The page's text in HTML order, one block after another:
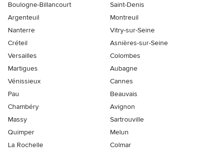
Boulogne-Billancourt
Saint-Denis
Argenteuil
Montreuil
Nanterre
Vitry-sur-Seine
Créteil
Asnières-sur-Seine
Versailles
Colombes
Martigues
Aubagne
Vénissieux
Cannes
Pau
Beauvais
Chambéry
Avignon
Massy
Sartrouville
Quimper
Melun
La Rochelle
Colmar